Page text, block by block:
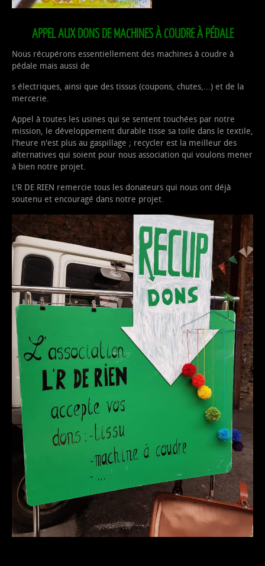
APPEL AUX DONS DE MACHINES À COUDRE À PÉDALE
Nous récupérons essentiellement des machines à coudre à
pédale mais aussi de
s électriques, ainsi que des tissus (coupons, chutes,...) et de la
mercerie.
Appel à toutes les usines qui se sentent touchées par notre
mission, le développement durable tisse sa toile dans le textile,
l'heure n'est plus au gaspillage ; recycler est la meilleur des
alternatives qui soient pour nous association qui voulons mener
à bien notre projet.
L'R DE RIEN remercie tous les donateurs qui nous ont déjà
soutenu et encouragé dans notre projet.